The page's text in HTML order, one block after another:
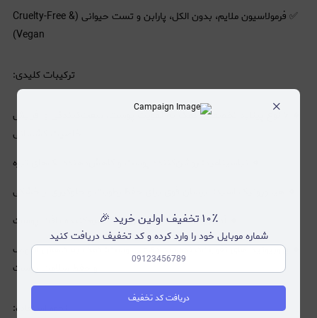
✅ فرمولاسیون ملایم، بدون الکل، پارابن و تست حیوانی (Cruelty-Free &
Vegan)
ترکیبات کلیدی:
🔸 ۶ نوع پپتاید تخصصی: کمک به تقویت پوست، سفت‌کنندگی و افزایش
خاصیت کشسانی
🔸 نیاسینامید: روشن‌کننده پوست و کاهش‌دهنده لک‌های تیره
🔸 هیالورونیک اسید: آبرسان قوی برای حفظ رطوبت و جلوگیری از خشکی
🔸 آدنوزین: خاصیت ضدچروک و ترمیم‌کننده بافت پوست
🔸 پروبیوتیک‌های تقویت‌کننده سد دفاعی پوست: کمک به کاهش التهاب
و حفظ سلامت پوست
نحوه استفاده:
×
۱۰٪ تخفیف اولین خرید 🎉
شماره موبایل خود را وارد کرده و کد تخفیف دریافت کنید
دریافت کد تخفیف